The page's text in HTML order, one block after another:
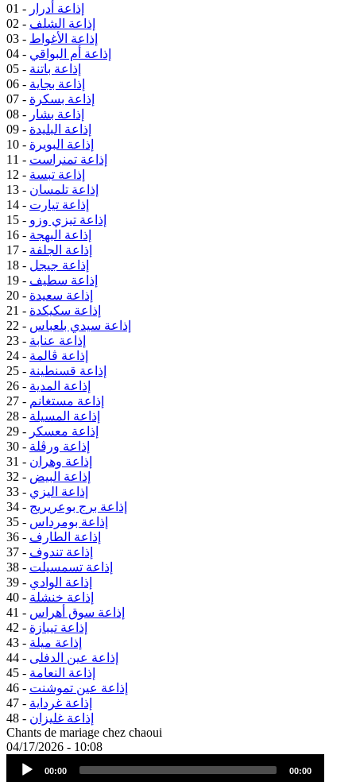
01 - إذاعة أدرار
02 - إذاعة الشلف
03 - إذاعة الأغواط
04 - إذاعة أم البواقي
05 - إذاعة باتنة
06 - إذاعة بجاية
07 - إذاعة بسكرة
08 - إذاعة بشار
09 - إذاعة البليدة
10 - إذاعة البويرة
11 - إذاعة تمنراست
12 - إذاعة تبسة
13 - إذاعة تلمسان
14 - إذاعة تيارت
15 - إذاعة تيزي وزو
16 - إذاعة البهجة
17 - إذاعة الجلفة
18 - إذاعة جيجل
19 - إذاعة سطيف
20 - إذاعة سعيدة
21 - إذاعة سكيكدة
22 - إذاعة سيدي بلعباس
23 - إذاعة عنابة
24 - إذاعة ڤالمة
25 - إذاعة قسنطينة
26 - إذاعة المدية
27 - إذاعة مستغانم
28 - إذاعة المسيلة
29 - إذاعة معسكر
30 - إذاعة ورڤلة
31 - إذاعة وهران
32 - إذاعة البيض
33 - إذاعة اليزي
34 - إذاعة برج بوعريريج
35 - إذاعة بومرداس
36 - إذاعة الطارف
37 - إذاعة تندوف
38 - إذاعة تسمسيلت
39 - إذاعة الوادي
40 - إذاعة خنشلة
41 - إذاعة سوق أهراس
42 - إذاعة تيبازة
43 - إذاعة ميلة
44 - إذاعة عين الدفلى
45 - إذاعة النعامة
46 - إذاعة عين تموشنت
47 - إذاعة غرداية
48 - إذاعة غليزان
Chants de mariage chez chaoui
04/17/2026 - 10:08
Audio
Audio
Player
00:00 00:00